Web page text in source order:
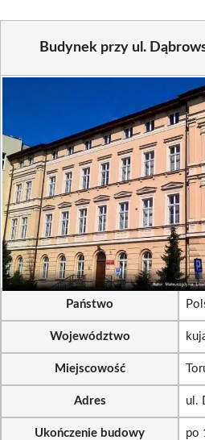
Budynek przy ul.
Państwo
Województwo
Miejscowość
Adres ul.
Ukończenie budowy po